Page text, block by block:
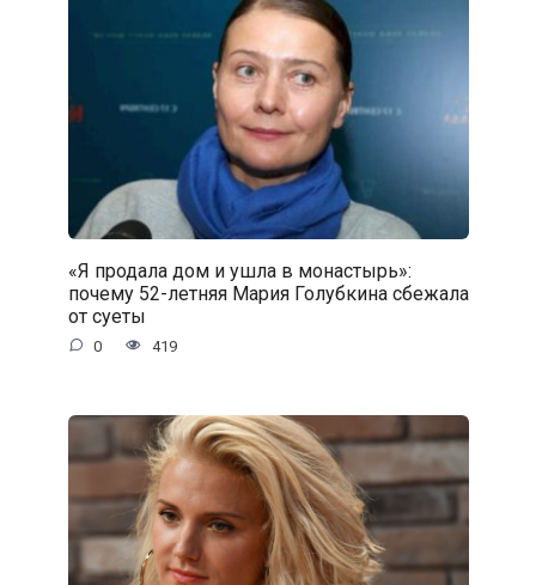
«Я продала дом и ушла в монастырь»:
почему 52-летняя Мария Голубкина сбежала
от суеты
0 419